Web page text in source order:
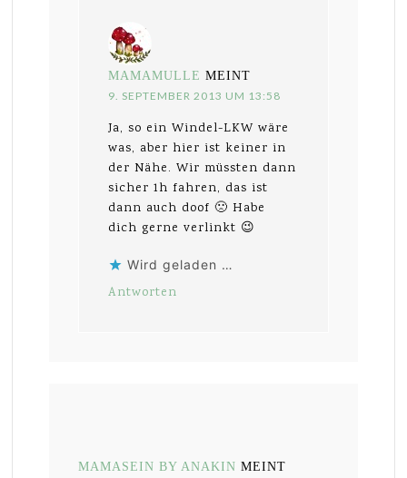
MAMAMULLE MEINT
9. SEPTEMBER 2013 UM 13:58
Ja, so ein Windel-LKW wäre
was, aber hier ist keiner in
der Nähe. Wir müssten dann
sicher 1h fahren, das ist
dann auch doof 🙁 Habe
dich gerne verlinkt 😉
Wird geladen …
Antworten
MAMASEIN BY ANAKIN MEINT